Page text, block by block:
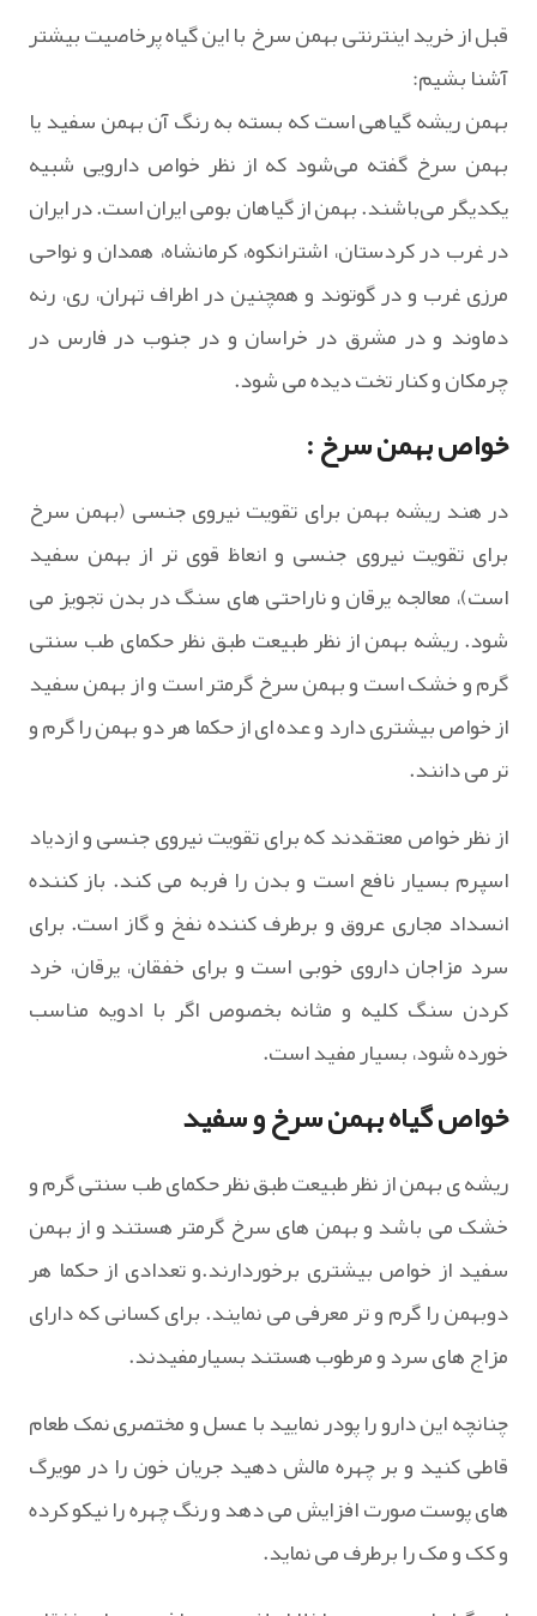
قبل از خرید اینترنتی بهمن سرخ با این گیاه پرخاصیت بیشتر
آشنا بشیم:
بهمن ریشه گیاهی است که بسته به رنگ آن بهمن سفید یا
بهمن سرخ گفته می‌شود که از نظر خواص دارویی شبیه
یکدیگر می‌باشند. بهمن از گیاهان بومى ایران است. در ایران
در غرب در کردستان، اشترانکوه، کرمانشاه، همدان و نواحى
مرزى غرب و در گوتوند و همچنین در اطراف تهران، رى، رنه
دماوند و در مشرق در خراسان و در جنوب در فارس در
چرمکان و کنار تخت دیده مى شود.
خواص بهمن سرخ :
در هند ریشه بهمن براى تقویت نیروى جنسى (بهمن سرخ
براى تقویت نیروى جنسى و انعاظ قوى تر از بهمن سفید
است)، معالجه یرقان و ناراحتى هاى سنگ در بدن تجویز مى
شود. ریشه بهمن از نظر طبیعت طبق نظر حکماى طب سنتى
گرم و خشک است و بهمن سرخ گرمتر است و از بهمن سفید
از خواص بیشترى دارد و عده اى از حکما هر دو بهمن را گرم و
تر مى دانند.
از نظر خواص معتقدند که براى تقویت نیروى جنسى و ازدیاد
اسپرم بسیار نافع است و بدن را فربه مى کند. باز کننده
انسداد مجارى عروق و برطرف کننده نفخ و گاز است. براى
سرد مزاجان داروى خوبى است و براى خفقان، یرقان، خرد
کردن سنگ کلیه و مثانه بخصوص اگر با ادویه مناسب
خورده شود، بسیار مفید است.
خواص گیاه بهمن سرخ و سفید
ریشه ی بهمن از نظر طبیعت طبق نظر حکمای طب سنتی گرم و
خشک می باشد و بهمن‌ های سرخ گرمتر هستند و از بهمن
سفید از خواص بیشتری برخوردارند.و تعدادی از حکما هر
دوبهمن را گرم و تر معرفی می نمایند. برای کسانی که دارای
مزاج های سرد و مرطوب هستند بسیارمفیدند.
چنانچه این دارو را پودر نمایید با عسل و مختصری نمک طعام
قاطی کنید و بر چهره مالش دهید جریان خون را در مویرگ
های پوست صورت افزایش می دهد و رنگ چهره را نیکو کرده
و کک و مک را برطرف می نماید.